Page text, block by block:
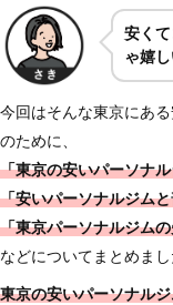
安く
ゃ嬉し
今回はそんな東京にあ
のために、
「東京の安いパーソナ
「安いパーソナルジム
「東京パーソナルジム
などについてまとめまし
東京の安いパーソナル